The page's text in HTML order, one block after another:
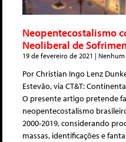
Neopentecostalismo
Neoliberal de
19 de fevereiro de 2021
Por Christian Ingo Lenz
Estevão, via CT&T:
O presente artigo pretende
neopentecostalismo
2000-2019, considerando
massas, identificações e